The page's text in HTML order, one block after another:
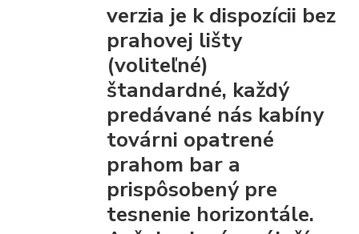
verzia je k dispozícii bez
prahovej lišty
(voliteľné)
štandardné, každý
predávané nás kabíny
továrni opatrené
prahom bar a
prispôsobený pre
tesnenie horizontále.